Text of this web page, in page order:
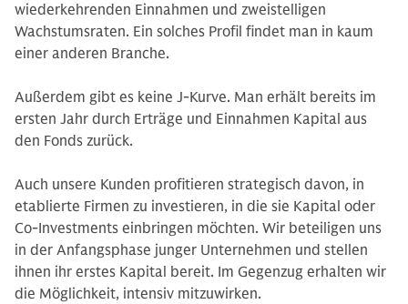
wiederkehrenden Einnahmen und zweistelligen
Wachstumsraten. Ein solches Profil findet man in kaum
einer anderen Branche.
Außerdem gibt es keine J-Kurve. Man erhält bereits im
ersten Jahr durch Erträge und Einnahmen Kapital aus
den Fonds zurück.
Auch unsere Kunden profitieren strategisch davon, in
etablierte Firmen zu investieren, in die sie Kapital oder
Co-Investments einbringen möchten. Wir beteiligen uns
in der Anfangsphase junger Unternehmen und stellen
ihnen ihr erstes Kapital bereit. Im Gegenzug erhalten wir
die Möglichkeit, intensiv mitzuwirken.